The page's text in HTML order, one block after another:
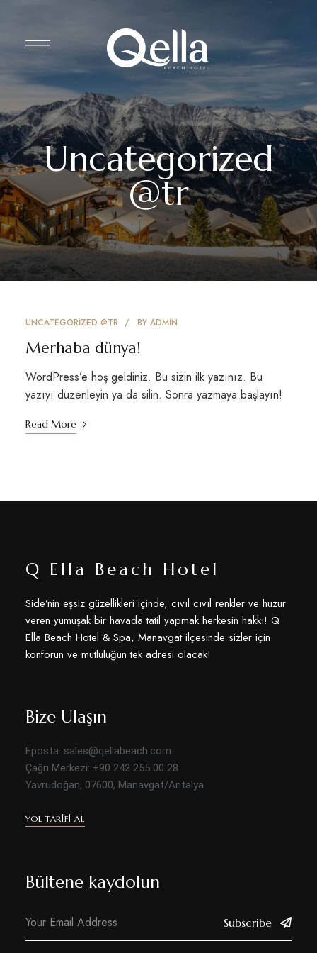
Uncategorized
@tr
UNCATEGORIZED @TR BY ADMIN
Merhaba dünya!
WordPress’e hoş geldiniz. Bu sizin ilk yazınız. Bu
yazıyı düzenleyin ya da silin. Sonra yazmaya başlayın!
Read More
Q Ella Beach Hotel
Side’nin eşsiz güzellikleri içinde, cıvıl cıvıl renkler ve huzur
veren yumuşak bir havada tatil yapmak herkesin hakkı! Q
Ella Beach Hotel & Spa, Manavgat ilçesinde sizler için
konforun ve mutluluğun tek adresi olacak!
Bize Ulaşın
Eposta: sales@qellabeach.com
Çağrı Merkezi: +90 242 255 00 28
Yavrudoğan, 07600, Manavgat/Antalya
YOL TARIFI AL
Bültene kaydolun
Subscribe